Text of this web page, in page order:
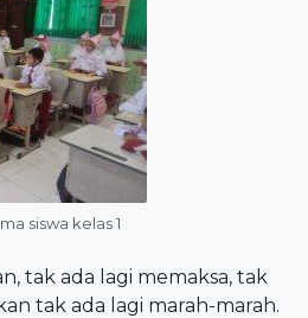
siswa kelas 1
tak ada lagi memaksa, tak
tak ada lagi marah-marah.